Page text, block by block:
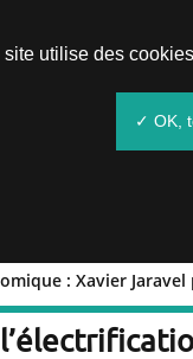
: Xavier
:
site utilise des
✓ OK,